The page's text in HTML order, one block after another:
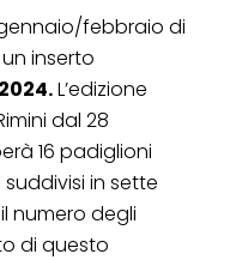
febbraio di
inserto
L’edizione
dal 28
16 padiglioni
in sette
numero degli
di questo